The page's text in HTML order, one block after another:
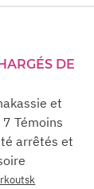
DE
et
Témoins
arrêtés et